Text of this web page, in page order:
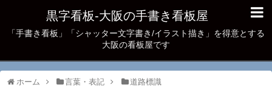
黒字看板‐大阪の手書き看板屋
「手書き看板」「シャッター文字書き/イラスト描き」を得意とする
大阪の看板屋です
ホーム 言葉・表記 道路標識